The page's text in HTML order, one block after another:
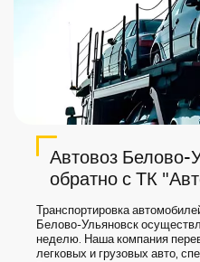
Автовоз Белово-
обратно с ТК
Транспортировка
Белово-Ульяновск
неделю. Наша компания
легковых и грузовых авто,